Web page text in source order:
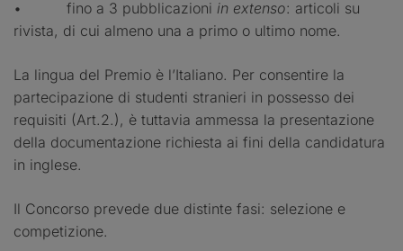
• fino a 3 pubblicazioni in extenso: articoli su
rivista, di cui almeno una a primo o ultimo nome.
La lingua del Premio è l’Italiano. Per consentire la
partecipazione di studenti stranieri in possesso dei
requisiti (Art.2.), è tuttavia ammessa la presentazione
della documentazione richiesta ai fini della candidatura
in inglese.
Il Concorso prevede due distinte fasi: selezione e
competizione.